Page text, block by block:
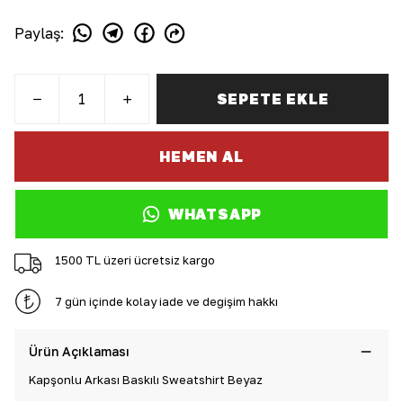
Paylaş:
SEPETE EKLE
HEMEN AL
WHATSAPP
1500 TL üzeri ücretsiz kargo
7 gün içinde kolay iade ve değişim hakkı
Ürün Açıklaması
Kapşonlu Arkası Baskılı Sweatshirt Beyaz